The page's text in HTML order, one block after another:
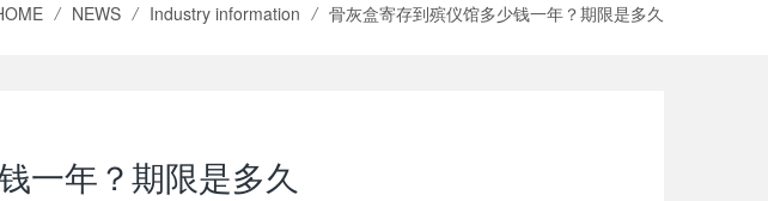
/ NEWS / Industry information / 骨灰盒寄存到殡仪馆多少钱一年？期限是多久
一年？期限是多久